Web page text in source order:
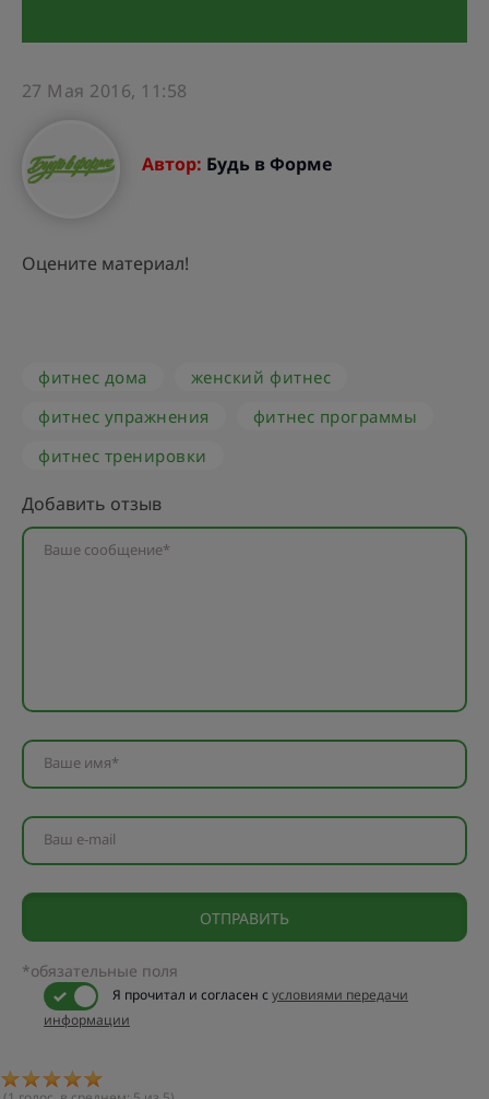
27 Мая 2016, 11:58
Автор: Будь в Форме
Оцените материал!
фитнес дома
женский фитнес
фитнес упражнения
фитнес программы
фитнес тренировки
Добавить отзыв
Ваше сообщение*
Ваше имя*
Ваш e-mail
*обязательные поля
Я прочитал и согласен сусловиями передачи
информации